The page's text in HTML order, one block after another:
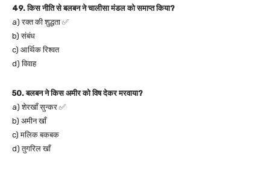
49. किस नीति से बलबन ने चालीसा मंडल को समाप्त किया?
a) रक्त की शुद्धता ✅
b) संबंध
c) आर्थिक रिश्वत
d) विवाह
50. बलबन ने किस अमीर को विष देकर मरवाया?
a) शेरखाँ सुन्कर ✅
b) अमीन खाँ
c) मलिक बकबक
d) तुगरिल खाँ